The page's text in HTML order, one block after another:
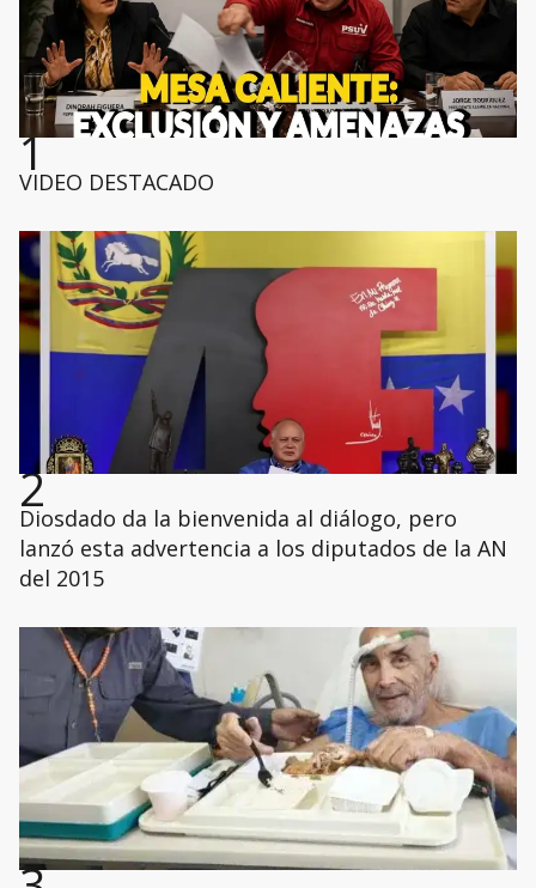
1
VIDEO DESTACADO
2
Diosdado da la bienvenida al diálogo, pero
lanzó esta advertencia a los diputados de la AN
del 2015